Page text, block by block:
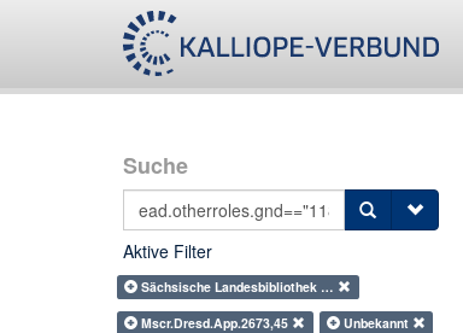
Suche
Aktive Filter
Sächsische Landesbibliothek …
Mscr.Dresd.App.2673,45
Unbekannt